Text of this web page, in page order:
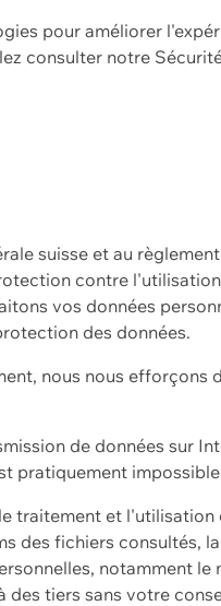
pour améliorer
consulter notre
suisse et au
contre
vos données
des données.
nous nous
de données sur
pratiquement
traitement et
des fichiers consultés,
notamment
des tiers sans votre